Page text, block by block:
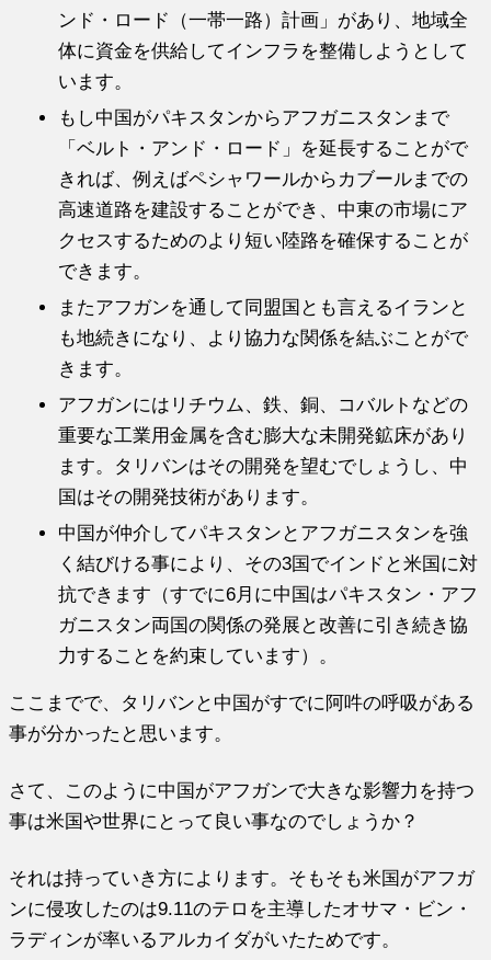
ンド・ロード（一帯一路）計画」があり、地域全
体に資金を供給してインフラを整備しようとして
います。
もし中国がパキスタンからアフガニスタンまで
「ベルト・アンド・ロード」を延長することがで
きれば、例えばペシャワールからカブールまでの
高速道路を建設することができ、中東の市場にア
クセスするためのより短い陸路を確保することが
できます。
またアフガンを通して同盟国とも言えるイランと
も地続きになり、より協力な関係を結ぶことがで
きます。
アフガンにはリチウム、鉄、銅、コバルトなどの
重要な工業用金属を含む膨大な未開発鉱床があり
ます。タリバンはその開発を望むでしょうし、中
国はその開発技術があります。
中国が仲介してパキスタンとアフガニスタンを強
く結びける事により、その3国でインドと米国に対
抗できます（すでに6月に中国はパキスタン・アフ
ガニスタン両国の関係の発展と改善に引き続き協
力することを約束しています）。
ここまでで、タリバンと中国がすでに阿吽の呼吸がある
事が分かったと思います。
さて、このように中国がアフガンで大きな影響力を持つ
事は米国や世界にとって良い事なのでしょうか？
それは持っていき方によります。そもそも米国がアフガ
ンに侵攻したのは9.11のテロを主導したオサマ・ビン・
ラディンが率いるアルカイダがいたためです。